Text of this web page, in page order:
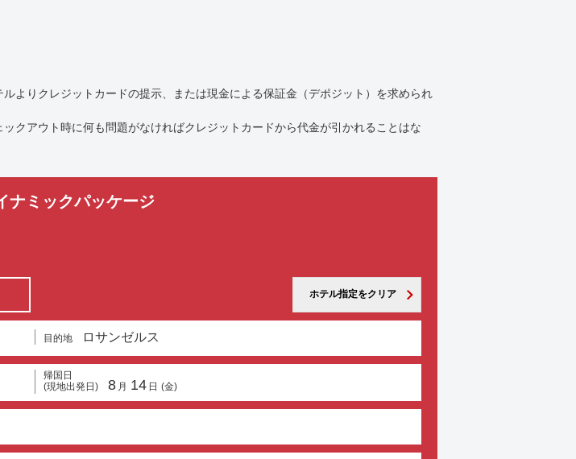
よりクレジットカードの提示、または現金による保証金（デポジット）を求められ
クアウト時に何も問題がなければクレジットカードから代金が引かれることはな
ナミックパッケージ
ホテル指定をクリア
目的地 ロサンゼルス
帰国日
(現地出発日)
8 月 14 日 (金)